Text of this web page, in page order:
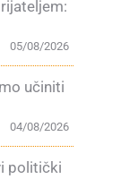
05/08/2026
učiniti
04/08/2026
politički